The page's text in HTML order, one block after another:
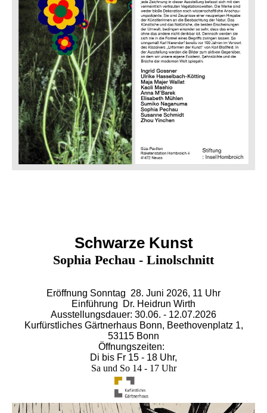
Schwarze Kunst
Sophia Pechau - Linolschnitt
Eröffnung Sonntag 28. Juni 2026, 11 Uhr
Einführung Dr. Heidrun Wirth
Ausstellungsdauer: 30.06. - 12.07.2026
Kurfürstliches Gärtnerhaus Bonn, Beethovenplatz 1,
53115 Bonn
Öffnungszeiten:
Di bis Fr 15 - 18 Uhr,
Sa und So 14 - 17 Uhr